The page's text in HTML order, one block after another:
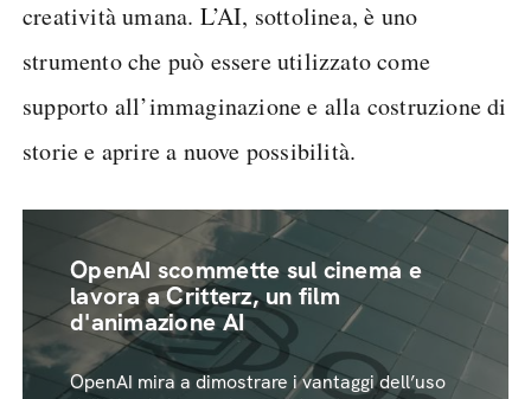
creatività umana. L’AI, sottolinea, è uno
strumento che può essere utilizzato come
supporto all’immaginazione e alla costruzione di
storie e aprire a nuove possibilità.
OpenAI scommette sul cinema e
lavora a Critterz, un film
d'animazione AI
OpenAI mira a dimostrare i vantaggi dell’uso